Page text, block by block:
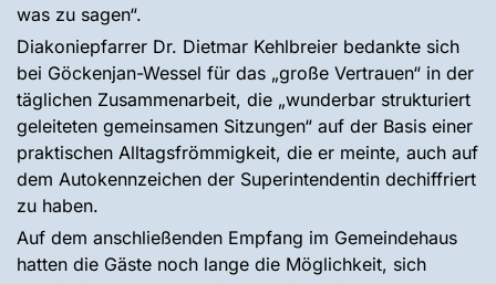
was zu sagen“.
Diakoniepfarrer Dr. Dietmar Kehlbreier bedankte sich
bei Göckenjan-Wessel für das „große Vertrauen“ in der
täglichen Zusammenarbeit, die „wunderbar strukturiert
geleiteten gemeinsamen Sitzungen“ auf der Basis einer
praktischen Alltagsfrömmigkeit, die er meinte, auch auf
dem Autokennzeichen der Superintendentin dechiffriert
zu haben.
Auf dem anschließenden Empfang im Gemeindehaus
hatten die Gäste noch lange die Möglichkeit, sich